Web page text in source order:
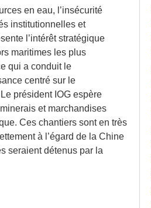
en eau, l’insécurité
institutionnelles et
l’intérêt stratégique
maritimes les plus
qui a conduit le
centré sur le
président IOG espère
et marchandises
Ces chantiers sont en très
à l’égard de la Chine
seraient détenus par la